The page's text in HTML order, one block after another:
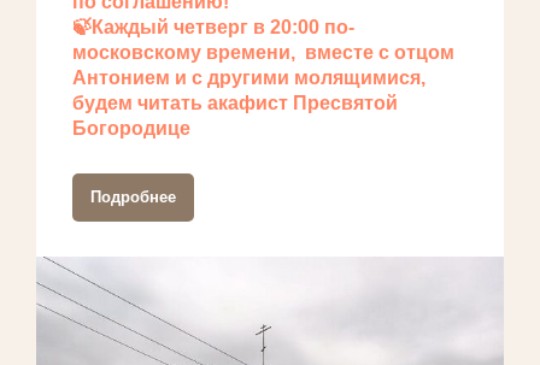
🍃Каждый четверг в 20:00 по-
московскому времени, вместе с отцом
Антонием и с другими молящимися,
будем читать акафист Пресвятой
Богородице
Подробнее